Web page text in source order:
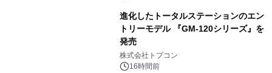
進化したトータルステーションのエン
トリーモデル 『GM-120シリーズ』を
発売
株式会社トプコン
16時間前